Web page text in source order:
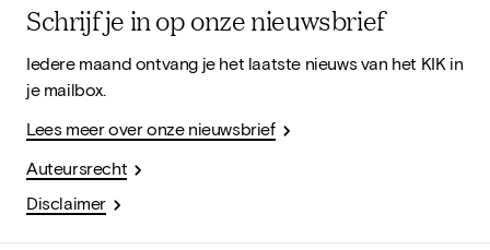
Schrijf je in op onze nieuwsbrief
Iedere maand ontvang je het laatste nieuws van het KIK in
je mailbox.
Lees meer over onze nieuwsbrief
Auteursrecht
Disclaimer